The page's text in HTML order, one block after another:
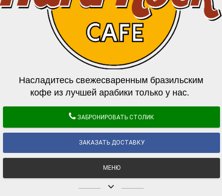
Насладитесь свежесваренным бразильским
кофе из лучшей арабики только у нас.
ЗАБРОНИРОВАТЬ СТОЛИК
ЗАКАЗАТЬ ДОСТАВКУ
МЕНЮ
keyboard_arrow_down